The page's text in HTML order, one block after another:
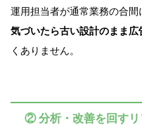
運用担当者が通常業務の合間
気づいたら古い設計のまま広
くありません。
② 分析・改善を回すリ